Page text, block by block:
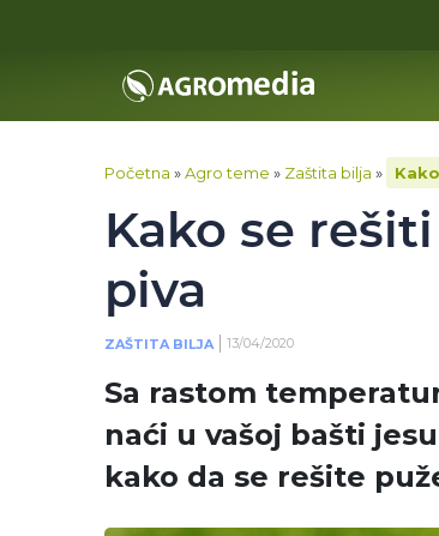
Početna »Agro teme » Zaštita bilja »
Kako se
piva
ZAŠTITA BILJA 13/04/2020
Sa rastom
naći u vašoj bašti
kako da se rešite